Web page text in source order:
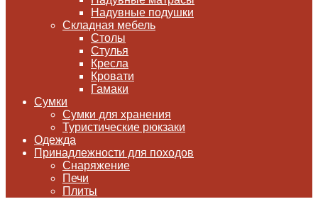
Надувные подушки
Складная мебель
Столы
Стулья
Кресла
Кровати
Гамаки
Сумки
Сумки для хранения
Туристические рюкзаки
Одежда
Принадлежности для походов
Снаряжение
Печи
Плиты